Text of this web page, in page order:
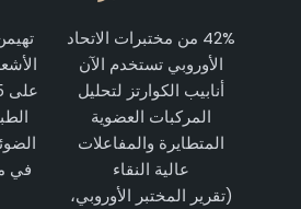
42% من مختبرات الاتحاد
الأوروبي تستخدم الآن
أنابيب الكوارتز لتحليل
المركبات العضوية
المتطايرة والمفاعلات
عالية النقاء
(تقرير المختبر الأوروبي،
في